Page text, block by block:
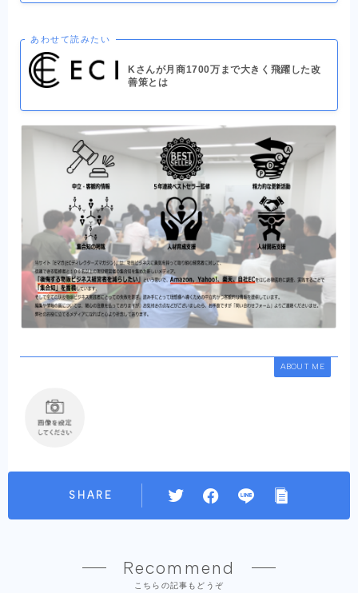
あわせて読みたい
Kさんが月商1700万まで大きく飛躍した改
善策とは
ABOUT ME
SHARE
Recommend
こちらの記事もどうぞ